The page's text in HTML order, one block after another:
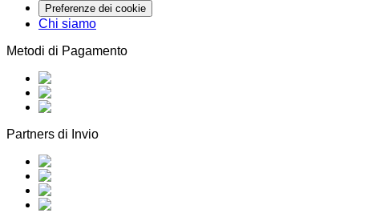
Preferenze dei cookie
Chi siamo
Metodi di Pagamento
Partners di Invio